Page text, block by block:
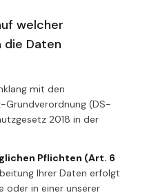
welcher
die Daten
mit den
Grundverordnung (DS-
2018 in der
Pflichten (Art. 6
Ihrer Daten erfolgt
oder in einer unserer